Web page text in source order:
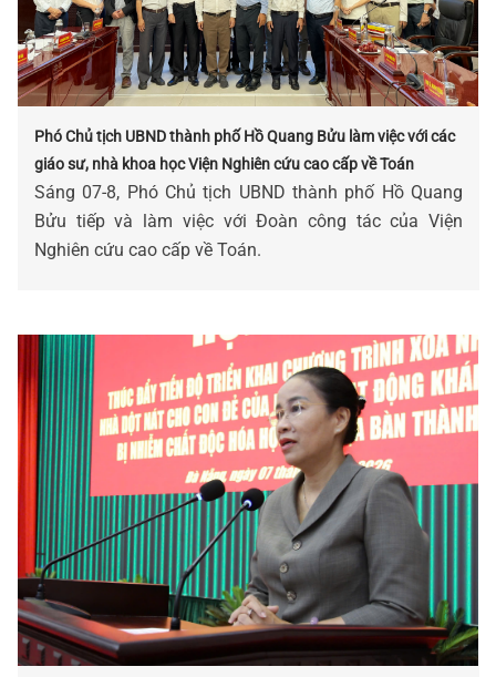
Phó Chủ tịch UBND thành phố Hồ Quang Bửu làm việc với các
giáo sư, nhà khoa học Viện Nghiên cứu cao cấp về Toán
Sáng 07-8, Phó Chủ tịch UBND thành phố Hồ Quang
Bửu tiếp và làm việc với Đoàn công tác của Viện
Nghiên cứu cao cấp về Toán.